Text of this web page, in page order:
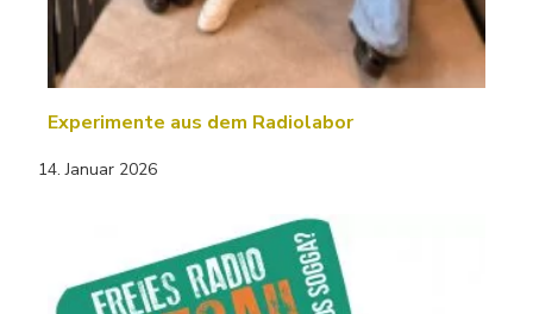
Experimente aus dem Radiolabor
14. Januar 2026